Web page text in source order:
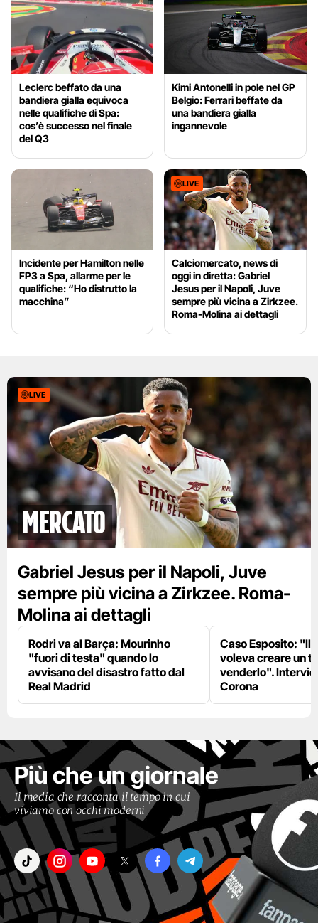
Leclerc beffato da una
bandiera gialla equivoca
nelle qualifiche di Spa:
cos’è successo nel finale
del Q3
Kimi Antonelli in pole nel GP
Belgio: Ferrari beffate da
una bandiera gialla
ingannevole
Incidente per Hamilton nelle
FP3 a Spa, allarme per le
qualifiche: “Ho distrutto la
macchina”
LIVE
Calciomercato, news di
oggi in diretta: Gabriel
Jesus per il Napoli, Juve
sempre più vicina a Zirkzee.
Roma-Molina ai dettagli
LIVE
mercato
Gabriel Jesus per il Napoli, Juve
sempre più vicina a Zirkzee. Roma-
Molina ai dettagli
Rodri va al Barça: Mourinho
"fuori di testa" quando lo
avvisano del disastro fatto dal
Real Madrid
Caso Esposito: "Il
voleva creare un
venderlo".
Corona
Più che un giornale
Il media che racconta il tempo in cui
viviamo con occhi moderni